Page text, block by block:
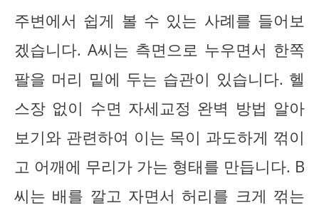
주변에서 쉽게 볼 수 있는 사례를 들어보
겠습니다. A씨는 측면으로 누우면서 한쪽
팔을 머리 밑에 두는 습관이 있습니다. 헬
스장 없이 수면 자세교정 완벽 방법 알아
보기와 관련하여 이는 목이 과도하게 꺾이
고 어깨에 무리가 가는 형태를 만듭니다. B
씨는 배를 깔고 자면서 허리를 크게 꺾는